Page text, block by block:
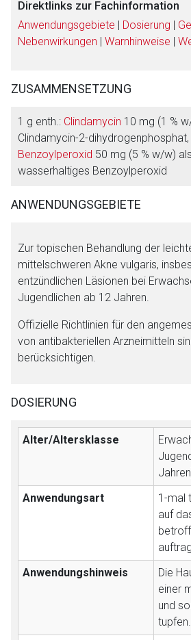
Direktlinks zur Fachinformation
Anwendungsgebiete | Dosierung |
Nebenwirkungen | Warnhinweise |
ZUSAMMENSETZUNG
1 g enth.: Clindamycin 10 mg (1 %
Clindamycin-2-dihydrogenphosphat,
Benzoylperoxid 50 mg (5 % w/w) als
wasserhaltiges Benzoylperoxid
ANWENDUNGSGEBIETE
Zur topischen Behandlung der
mittelschweren Akne vulgaris,
entzündlichen Läsionen bei
Jugendlichen ab 12 Jahren.
Offizielle Richtlinien für den
von antibakteriellen Arzneimitteln
berücksichtigen.
DOSIERUNG
Alter/Altersklasse
Anwendungsart
1-mal
auf
Anwendungshinweis
Die
einer
und
tupfen.
Aufruf einer externen Seite
Der von Ihnen aufgerufene Link
Betreiber verantwortlich. Ebenso
Datenschutzbestimmungen.